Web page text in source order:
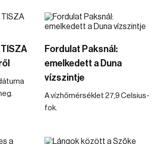
Fordulat Paksnál:
emelkedett a Duna
vízszintje
A vízhőmérséklet 27,9 Celsius-
fok.